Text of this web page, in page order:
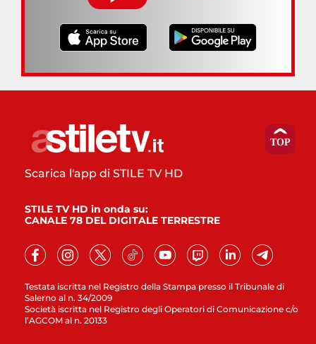
Testata iscritta nel Registro della Stampa presso il Tribunale di
Salerno al n. 34/2009
Società iscritta nel Registro degli Operatori di Comunicazione c/o
l’AGCOM al n. 20133
Scarica l'app di STILE TV HD
STILE TV HD in onda su:
CANALE 78 DEL DIGITALE TERRESTRE